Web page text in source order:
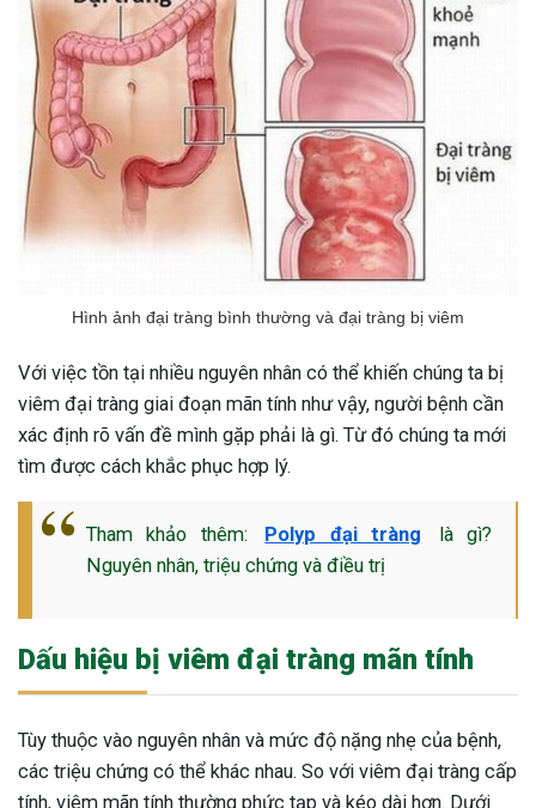
Hình ảnh đại tràng bình thường và đại tràng bị viêm
Với việc tồn tại nhiều nguyên nhân có thể khiến chúng ta bị
viêm đại tràng giai đoạn mãn tính như vậy, người bệnh cần
xác định rõ vấn đề mình gặp phải là gì. Từ đó chúng ta mới
tìm được cách khắc phục hợp lý.
Tham khảo thêm: Polyp đại tràng
là gì?
Nguyên nhân, triệu chứng và điều trị
Dấu hiệu bị viêm đại tràng mãn tính
Tùy thuộc vào nguyên nhân và mức độ nặng nhẹ của bệnh,
các triệu chứng có thể khác nhau. So với viêm đại tràng cấp
tính, viêm mãn tính thường phức tạp và kéo dài hơn. Dưới